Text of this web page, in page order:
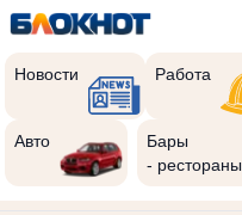
Новости Работа
Авто
Бары
- рестораны